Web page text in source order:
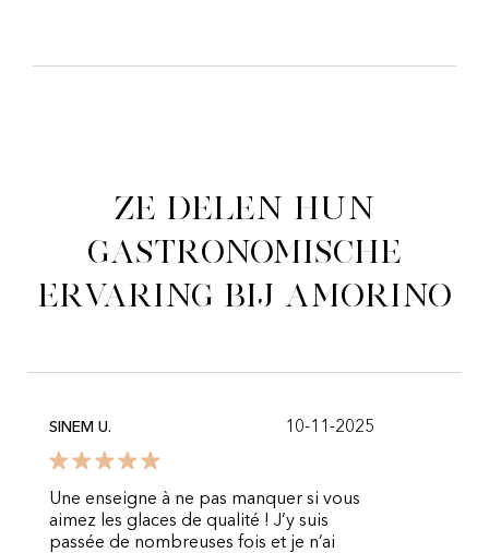
Ze delen hun
gastronomische
ervaring bij Amorino
SINEM U. 10-11-2025
Une enseigne à ne pas manquer si vous
aimez les glaces de qualité ! J’y suis
passée de nombreuses fois et je n’ai